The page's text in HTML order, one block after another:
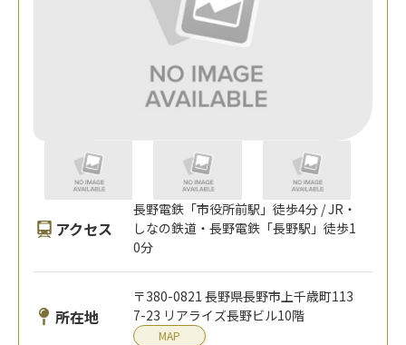
アクセス
長野電鉄「市役所前駅」徒歩4分 / JR・
しなの鉄道・長野電鉄「長野駅」徒歩1
0分
所在地
〒380-0821 長野県長野市上千歳町113
7-23 リアライズ長野ビル10階
MAP